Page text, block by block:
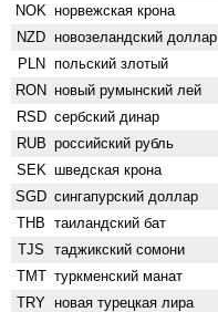
NOK норвежская крона
NZD ново­зеландский доллар
PLN польский злотый
RON новый румынский лей
RSD сербский динар
RUB российский рубль
SEK шведская крона
SGD сингапурский доллар
THB таиландский бат
TJS таджикский сомони
TMT туркменский манат
TRY новая турецкая лира